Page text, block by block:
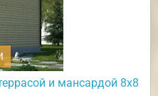
и мансардой 8х8